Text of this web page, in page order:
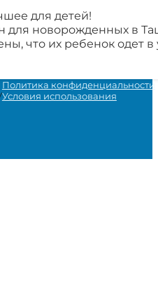
для детей!
для новорожденных в
что их ребенок одет
Политика конфиденциальности
Условия использования